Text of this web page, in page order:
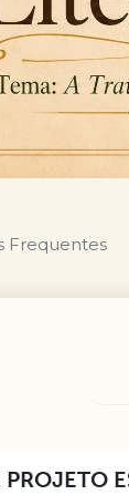
Frequentes
PROJETO